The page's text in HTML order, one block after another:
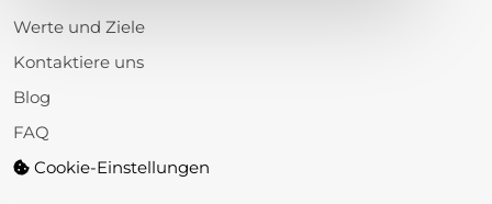
Werte und Ziele
Kontaktiere uns
Blog
FAQ
Cookie-Einstellungen